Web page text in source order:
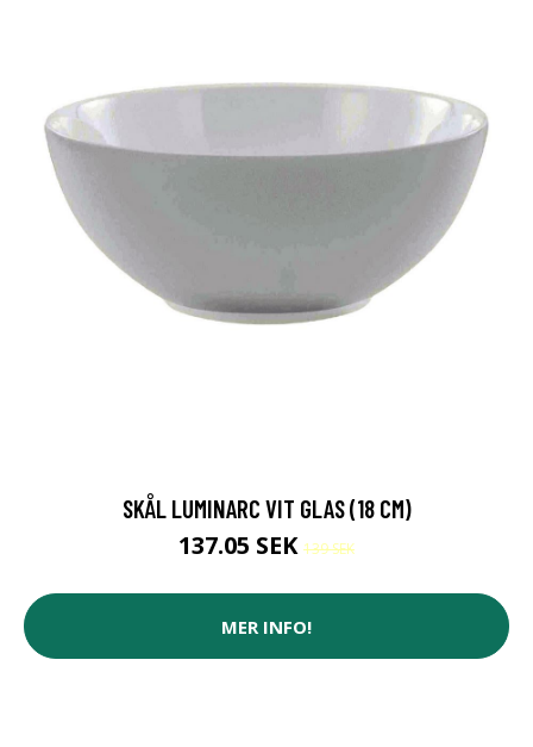
SKÅL LUMINARC VIT GLAS (18 CM)
137.05 SEK 139 SEK
MER INFO!